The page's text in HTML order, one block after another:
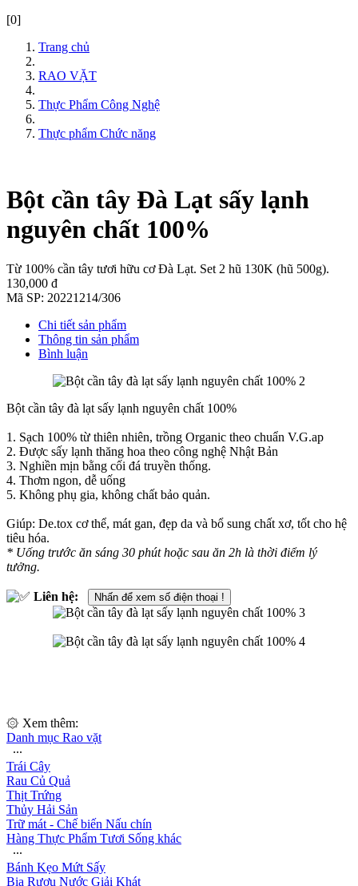
[0]
Trang chủ
RAO VẶT
Thực Phẩm Công Nghệ
Thực phẩm Chức năng
Bột cần tây Đà Lạt sấy lạnh
nguyên chất 100%
Từ 100% cần tây tươi hữu cơ Đà Lạt. Set 2 hũ 130K (hũ 500g).
130,000 đ
Mã SP: 20221214/306
Chi tiết sản phẩm
Thông tin sản phẩm
Bình luận
Bột cần tây đà lạt sấy lạnh nguyên chất 100%
1. Sạch 100% từ thiên nhiên, trồng Organic theo chuẩn V.G.ap
2. Được sấy lạnh thăng hoa theo công nghệ Nhật Bản
3. Nghiền mịn bằng cối đá truyền thống.
4. Thơm ngon, dễ uống
5. Không phụ gia, không chất bảo quản.
Giúp: De.tox cơ thể, mát gan, đẹp da và bổ sung chất xơ, tốt cho hệ
tiêu hóa.
* Uống trước ăn sáng 30 phút hoặc sau ăn 2h là thời điểm lý
tưởng.
Liên hệ: Nhấn để xem số điện thoại !
۞ Xem thêm:
Danh mục Rao vặt
∙∙∙
Trái Cây
Rau Củ Quả
Thịt Trứng
Thủy Hải Sản
Trữ mát - Chế biến Nấu chín
Hàng Thực Phẩm Tươi Sống khác
∙∙∙
Bánh Kẹo Mứt Sấy
Bia Rượu Nước Giải Khát